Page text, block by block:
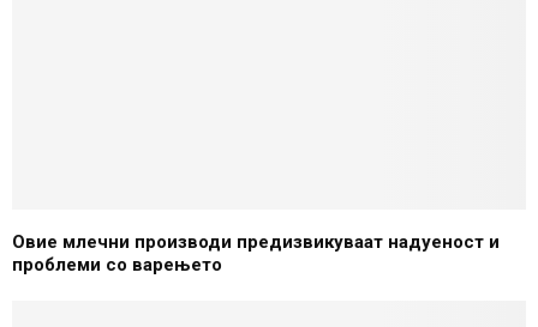
Овие млечни производи предизвикуваат надуеност и
проблеми со варењето